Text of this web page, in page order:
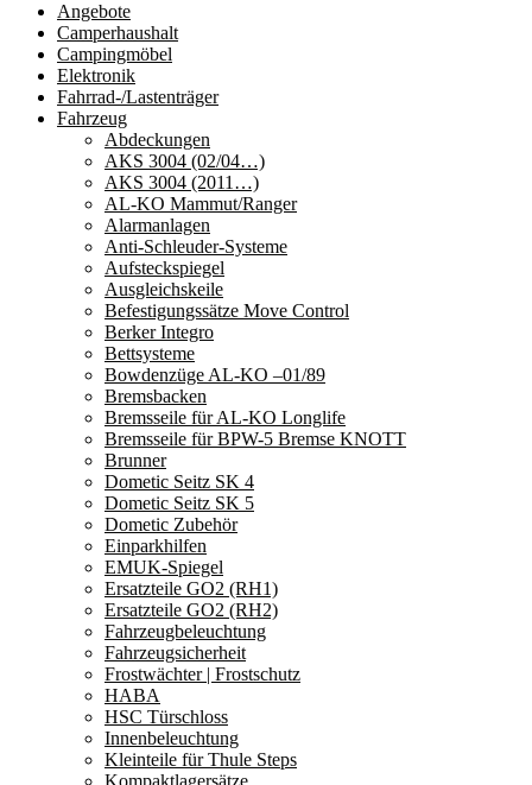
Angebote
Camperhaushalt
Campingmöbel
Elektronik
Fahrrad-/Lastenträger
Fahrzeug
Abdeckungen
AKS 3004 (02/04…)
AKS 3004 (2011…)
AL-KO Mammut/Ranger
Alarmanlagen
Anti-Schleuder-Systeme
Aufsteckspiegel
Ausgleichskeile
Befestigungssätze Move Control
Berker Integro
Bettsysteme
Bowdenzüge AL-KO –01/89
Bremsbacken
Bremsseile für AL-KO Longlife
Bremsseile für BPW-5 Bremse KNOTT
Brunner
Dometic Seitz SK 4
Dometic Seitz SK 5
Dometic Zubehör
Einparkhilfen
EMUK-Spiegel
Ersatzteile GO2 (RH1)
Ersatzteile GO2 (RH2)
Fahrzeugbeleuchtung
Fahrzeugsicherheit
Frostwächter | Frostschutz
HABA
HSC Türschloss
Innenbeleuchtung
Kleinteile für Thule Steps